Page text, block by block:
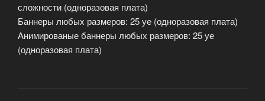
сложности (одноразовая плата)
Баннеры любых размеров: 25 уе (одноразовая плата)
Анимированые баннеры любых размеров: 25 уе
(одноразовая плата)